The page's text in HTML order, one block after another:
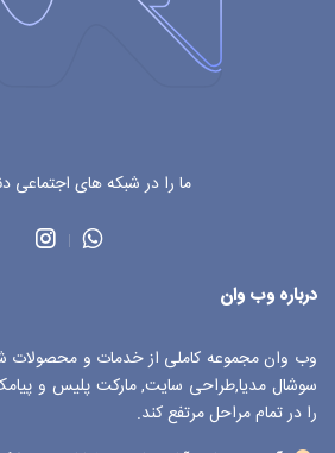
درباره وب وان
وب وان مجموعه کاملی از خدمات و محصولات
سوشال مدیا,طراحی سایت, مارکت پلیس و
را در تمام مراحل مرتفع کند.
ما را در شبکه های اجتماعی